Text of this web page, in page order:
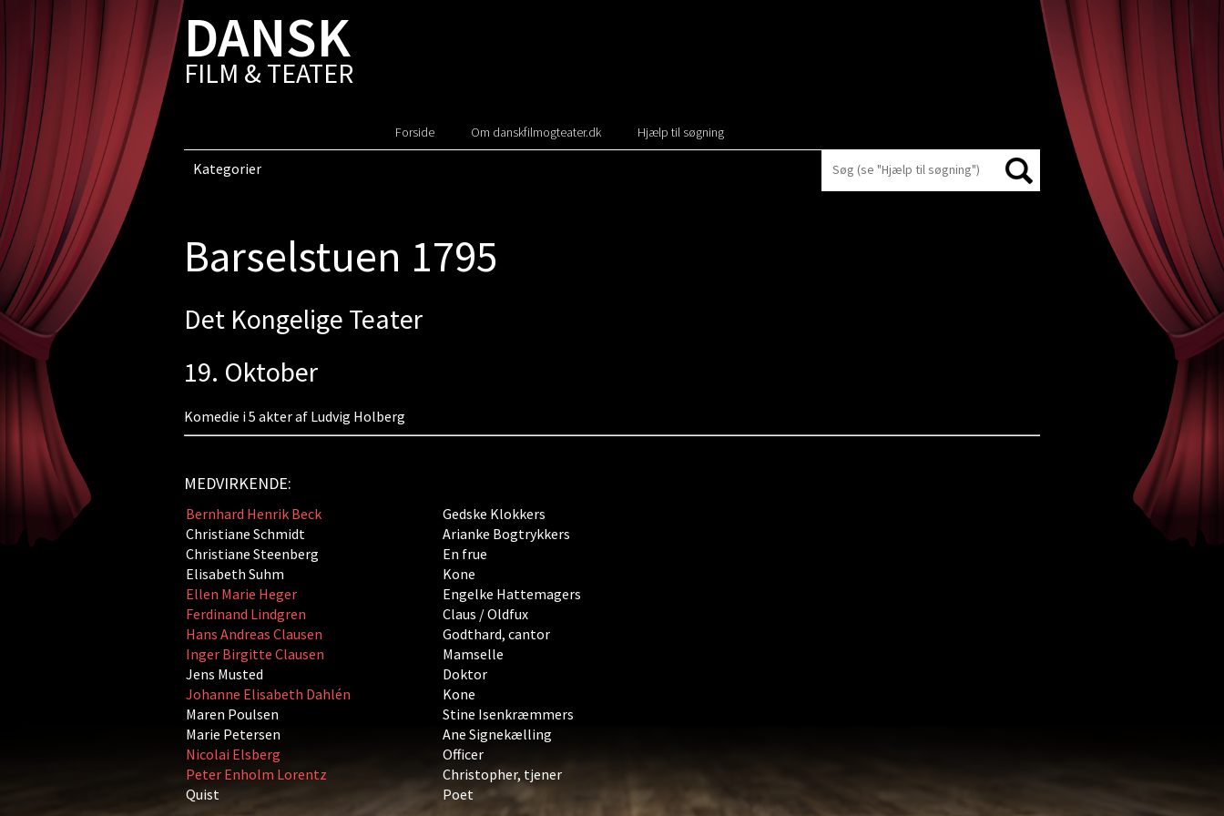
DANSK
FILM & TEATER
Forside Om danskfilmogteater.dk Hjælp til søgning
Kategorier
Barselstuen 1795
Det Kongelige Teater
19. Oktober
Komedie i 5 akter af Ludvig Holberg
MEDVIRKENDE:
Bernhard Henrik Beck
Gedske Klokkers
Christiane Schmidt
Arianke Bogtrykkers
Christiane Steenberg
En frue
Elisabeth Suhm
Kone
Ellen Marie Heger
Engelke Hattemagers
Ferdinand Lindgren
Claus / Oldfux
Hans Andreas Clausen
Godthard, cantor
Inger Birgitte Clausen
Mamselle
Jens Musted
Doktor
Johanne Elisabeth Dahlén
Kone
Maren Poulsen
Stine Isenkræmmers
Marie Petersen
Ane Signekælling
Nicolai Elsberg
Officer
Peter Enholm Lorentz
Christopher, tjener
Quist
Poet